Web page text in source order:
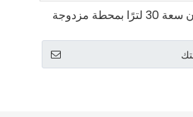
مزدوجة